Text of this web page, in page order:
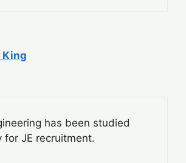
King
has been studied
for JE recruitment.